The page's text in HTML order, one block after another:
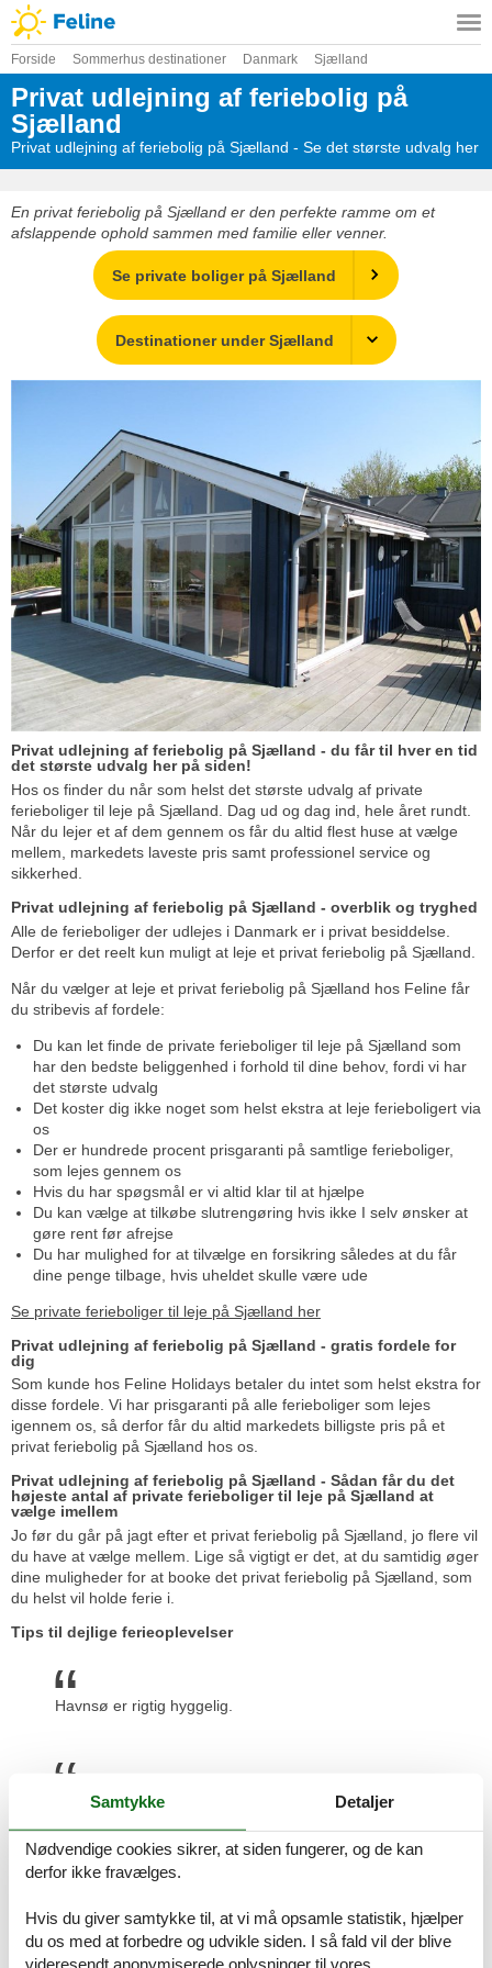
Forside Sommerhus destinationer Danmark Sjælland
Privat udlejning af feriebolig på
Sjælland
Privat udlejning af feriebolig på Sjælland - Se det største udvalg her
En privat feriebolig på Sjælland er den perfekte ramme om et
afslappende ophold sammen med familie eller venner.
Se private boliger på Sjælland
Destinationer under Sjælland
Privat udlejning af feriebolig på Sjælland - du får til hver en tid
det største udvalg her på siden!
Hos os finder du når som helst det største udvalg af private
ferieboliger til leje på Sjælland. Dag ud og dag ind, hele året rundt.
Når du lejer et af dem gennem os får du altid flest huse at vælge
mellem, markedets laveste pris samt professionel service og
sikkerhed.
Privat udlejning af feriebolig på Sjælland - overblik og tryghed
Alle de ferieboliger der udlejes i Danmark er i privat besiddelse.
Derfor er det reelt kun muligt at leje et privat feriebolig på Sjælland.
Når du vælger at leje et privat feriebolig på Sjælland hos Feline får
du stribevis af fordele:
Du kan let finde de private ferieboliger til leje på Sjælland som
har den bedste beliggenhed i forhold til dine behov, fordi vi har
det største udvalg
Det koster dig ikke noget som helst ekstra at leje ferieboligert via
os
Der er hundrede procent prisgaranti på samtlige ferieboliger,
som lejes gennem os
Hvis du har spøgsmål er vi altid klar til at hjælpe
Du kan vælge at tilkøbe slutrengøring hvis ikke I selv ønsker at
gøre rent før afrejse
Du har mulighed for at tilvælge en forsikring således at du får
dine penge tilbage, hvis uheldet skulle være ude
Se private ferieboliger til leje på Sjælland her
Privat udlejning af feriebolig på Sjælland - gratis fordele for
dig
Som kunde hos Feline Holidays betaler du intet som helst ekstra for
disse fordele. Vi har prisgaranti på alle ferieboliger som lejes
igennem os, så derfor får du altid markedets billigste pris på et
privat feriebolig på Sjælland hos os.
Privat udlejning af feriebolig på Sjælland - Sådan får du det
højeste antal af private ferieboliger til leje på Sjælland at
vælge imellem
Jo før du går på jagt efter et privat feriebolig på Sjælland, jo flere vil
du have at vælge mellem. Lige så vigtigt er det, at du samtidig øger
dine muligheder for at booke det privat feriebolig på Sjælland, som
du helst vil holde ferie i.
Tips til dejlige ferieoplevelser
Havnsø er rigtig hyggelig.
Vi elsker Karrebæksminde.
skal være opmærksom på, at der er langt til indkøb, så
man skal have handlet godt ind, men har man lyst til
en kørertur, så er både Næstved, Vordingborg og
Samtykke Detaljer
Nødvendige cookies sikrer, at siden fungerer, og de kan
derfor ikke fravælges.
Hvis du giver samtykke til, at vi må opsamle statistik, hjælper
du os med at forbedre og udvikle siden. I så fald vil der blive
videresendt anonymiserede oplysninger til vores